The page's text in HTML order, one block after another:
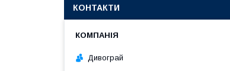
КОНТАКТИ
Дивограй